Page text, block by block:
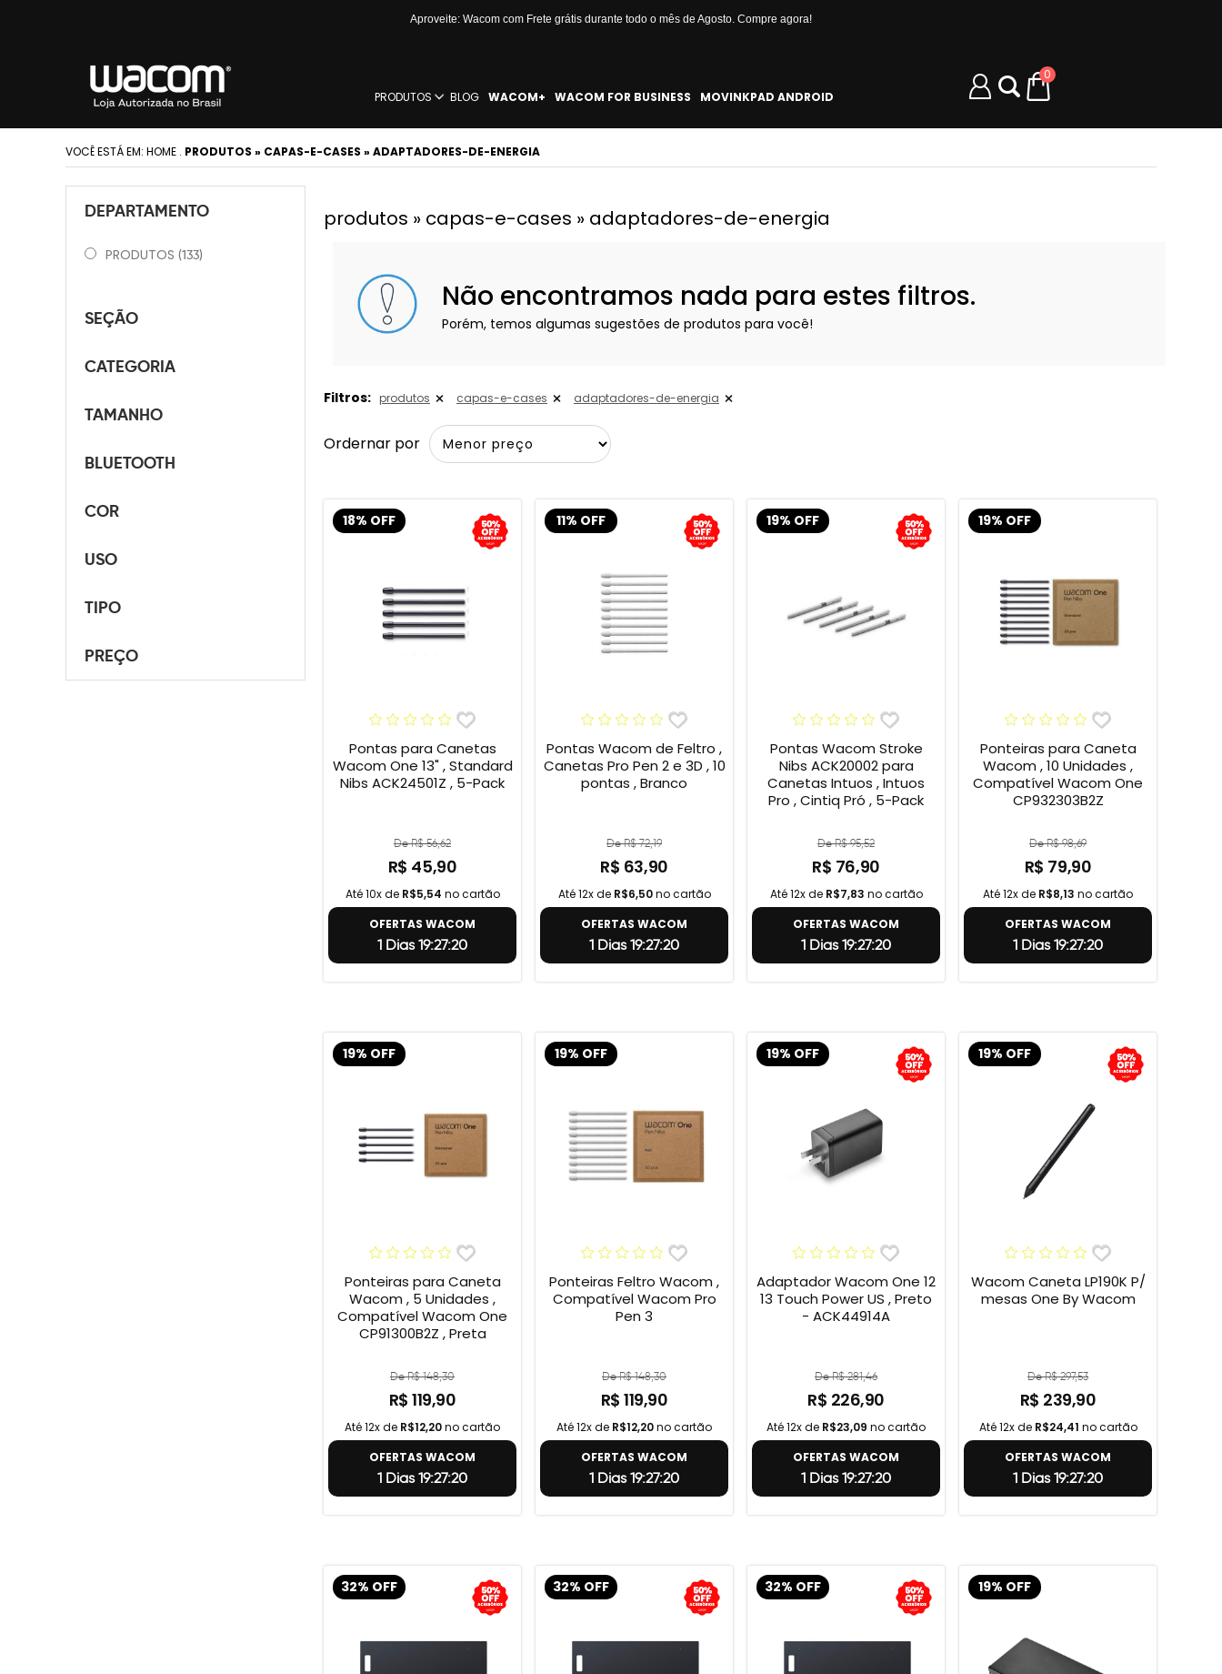
Aproveite: Wacom com Frete grátis durante todo o mês de Agosto. Compre agora!
PRODUTOS BLOG WACOM+ WACOM FOR BUSINESS MOVINKPAD ANDROID
0
VOCÊ ESTÁ EM: HOME . PRODUTOS » CAPAS-E-CASES » ADAPTADORES-DE-ENERGIA
DEPARTAMENTO
PRODUTOS (133)
SEÇÃO
CATEGORIA
TAMANHO
BLUETOOTH
COR
USO
TIPO
PREÇO
produtos » capas-e-cases » adaptadores-de-energia
Não encontramos nada para estes filtros.
Porém, temos algumas sugestões de produtos para você!
Filtros: produtos capas-e-cases adaptadores-de-energia
Ordernar por
18% OFF
Pontas para Canetas
Wacom One 13" , Standard
Nibs ACK24501Z , 5-Pack
De R$ 56,62
R$ 45,90
Até 10x de R$5,54 no cartão
OFERTAS WACOM
1 Dias 19:27:19
11% OFF
Pontas Wacom de Feltro ,
Canetas Pro Pen 2 e 3D , 10
pontas , Branco
De R$ 72,19
R$ 63,90
Até 12x de R$6,50no cartão
OFERTAS WACOM
1 Dias 19:27:19
19% OFF
Pontas Wacom Stroke
Nibs ACK20002 para
Canetas Intuos , Intuos
Pro , Cintiq Pró , 5-Pack
De R$ 95,52
R$ 76,90
Até 12x de R$7,83 no cartão
OFERTAS WACOM
1 Dias 19:27:19
19% OFF
Ponteiras para Caneta
Wacom , 10 Unidades ,
Compatível Wacom One
CP932303B2Z
De R$ 98,69
R$ 79,90
Até 12x de R$8,13 no cartão
OFERTAS WACOM
1 Dias 19:27:19
19% OFF
Ponteiras para Caneta
Wacom , 5 Unidades ,
Compatível Wacom One
CP91300B2Z , Preta
De R$ 148,30
R$ 119,90
Até 12x de R$12,20no cartão
OFERTAS WACOM
1 Dias 19:27:19
19% OFF
Ponteiras Feltro Wacom ,
Compatível Wacom Pro
Pen 3
De R$ 148,30
R$ 119,90
Até 12x de R$12,20no cartão
OFERTAS WACOM
1 Dias 19:27:19
19% OFF
Adaptador Wacom One 12
13 Touch Power US , Preto
- ACK44914A
De R$ 281,46
R$ 226,90
Até 12x de R$23,09 no cartão
OFERTAS WACOM
1 Dias 19:27:19
19% OFF
Wacom Caneta LP190K P/
mesas One By Wacom
De R$ 297,53
R$ 239,90
Até 12x de R$24,41 no cartão
OFERTAS WACOM
1 Dias 19:27:19
32% OFF 32% OFF 32% OFF 19% OFF